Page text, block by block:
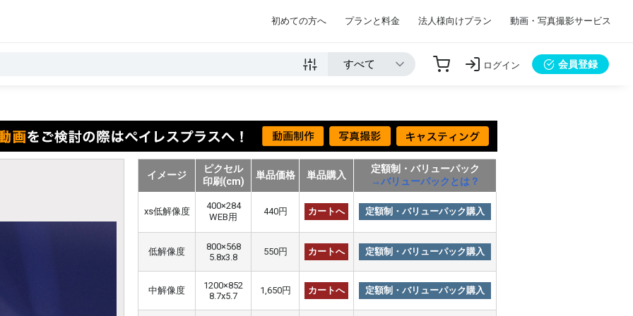
初めての方へ プランと料金 法人様向けプラン 動画・写真撮影サービス
ログイン 会員登録
イメージ
ピクセル
印刷(cm)
単品価格 単品購入
定額制・バリューパック
→バリューパックとは？
xs低解像度
400×284
WEB用
440円 カートへ 定額制・バリューパック購入
低解像度
800×568
5.8x3.8
550円 カートへ 定額制・バリューパック購入
中解像度
1200×852
8.7x5.7
1,650円 カートへ 定額制・バリューパック購入